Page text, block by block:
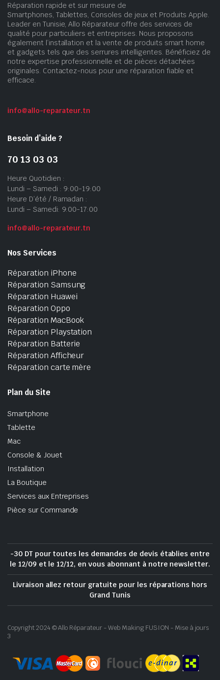
Réparation rapide et sur mesure de
Smartphones, Tablettes, Consoles de jeux et Produits Apple.
Leader en Tunisie, Allo Réparateur offre des services de
qualité pour particuliers et entreprises. Nous proposons
également l’installation et la vente de produits smart home
et gadgets tels que des serrures intelligentes. Bénéficiez de
notre expertise professionnelle et de pièces détachées
originales. Contactez-nous pour une réparation fiable et
efficace.
info@allo-reparateur.tn
Besoin d’aide ?
70 13 03 03
Heure Quotidien :
Lundi – Samedi : 9:00-19:00
Heure D’été / Ramadan :
Lundi – Samedi: 9:00-17:00
info@allo-reparateur.tn
Nos Services
Réparation iPhone
Réparation Samsung
Réparation Huawei
Réparation Oppo
Réparation MacBook
Réparation Playstation
Réparation Batterie
Réparation Afficheur
Réparation carte mère
Plan du Site
Smartphone
Tablette
Mac
Console & Jouet
Installation
La Boutique
Services aux Entreprises
Pièce sur Commande
-30 DT pour toutes les demandes de devis établies entre
le 12/09 et le 12/12, en vous abonnant à notre newsletter.
Livraison allez retour gratuite pour les réparations hors
Grand Tunis
Copyright 2024 © Allo Réparateur - Web Making FUSION - Mise à jours
3